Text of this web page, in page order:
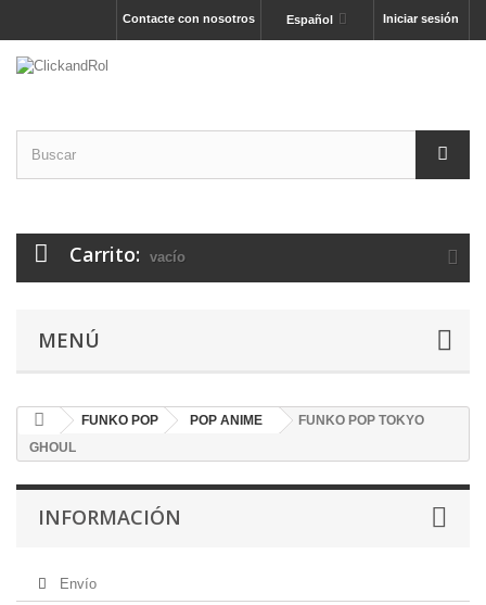
Iniciar sesión
Español
Contacte con nosotros
Carrito: vacío
MENÚ
FUNKO POP POP ANIME
FUNKO POP TOKYO
GHOUL
INFORMACIÓN
Envío